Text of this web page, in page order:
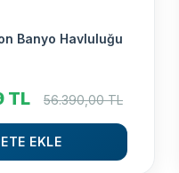
Banyo Havluluğu
TL 56.390,00TL
EKLE